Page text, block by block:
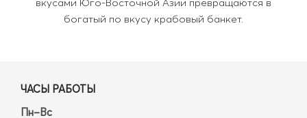
вкусами Юго-Восточной Азии превращаются в
богатый по вкусу крабовый банкет.
ЧАСЫ РАБОТЫ
Пн–Вс